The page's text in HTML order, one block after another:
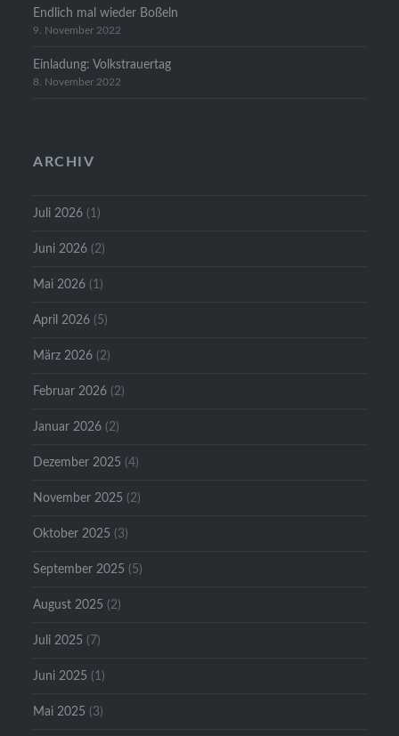
Endlich mal wieder Boßeln
9. November 2022
Einladung: Volkstrauertag
8. November 2022
ARCHIV
Juli 2026 (1)
Juni 2026 (2)
Mai 2026 (1)
April 2026 (5)
März 2026 (2)
Februar 2026 (2)
Januar 2026 (2)
Dezember 2025 (4)
November 2025 (2)
Oktober 2025 (3)
September 2025 (5)
August 2025 (2)
Juli 2025 (7)
Juni 2025 (1)
Mai 2025 (3)